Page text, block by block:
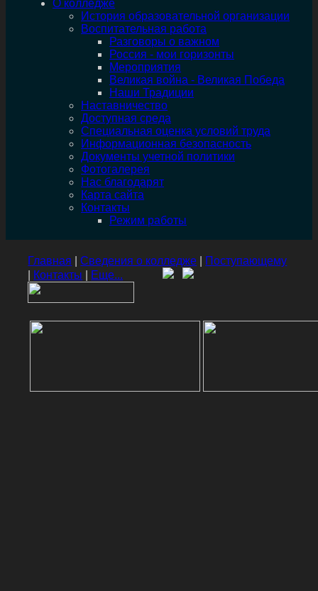
О колледже
История образовательной организации
Воспитательная работа
Разговоры о важном
Россия - мои горизонты
Мероприятия
Великая война - Великая Победа
Наши Традиции
Наставничество
Доступная среда
Специальная оценка условий труда
Информационная безопасность
Документы учетной политики
Фотогалерея
Нас благодарят
Карта сайта
Контакты
Режим работы
Главная |Сведения о колледже
Поступающему
Контакты Еще...